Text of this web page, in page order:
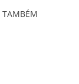
TAMBÉM